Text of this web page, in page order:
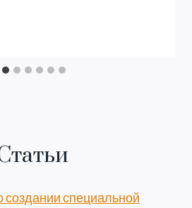
специальной